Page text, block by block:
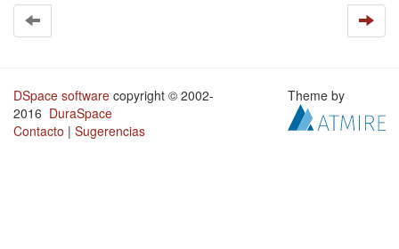
DSpace software copyright © 2002-
2016 DuraSpace
Contacto | Sugerencias
Theme by